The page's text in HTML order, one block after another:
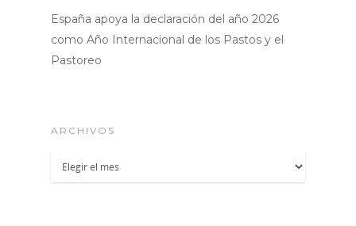
España apoya la declaración del año 2026
como Año Internacional de los Pastos y el
Pastoreo
ARCHIVOS
Archivos